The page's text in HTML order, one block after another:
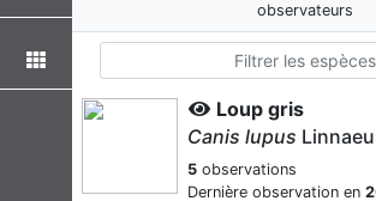
observateurs
Loup gris
Canis lupus
5 observations
Dernière observation en